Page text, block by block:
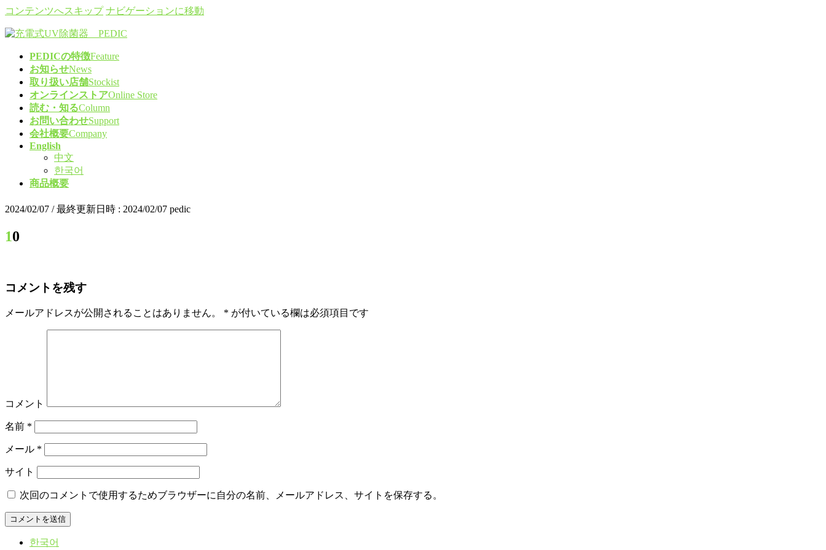
コンテンツへスキップ ナビゲーションに移動
PEDICの特徴Feature
お知らせNews
取り扱い店舗Stockist
オンラインストアOnline Store
読む・知るColumn
お問い合わせSupport
会社概要Company
English
中文
한국어
商品概要
2024/02/07 / 最終更新日時 : 2024/02/07 pedic
10
コメントを残す
メールアドレスが公開されることはありません。 * が付いている欄は必須項目です
コメント
名前 *
メール *
サイト
次回のコメントで使用するためブラウザーに自分の名前、メールアドレス、サイトを保存する。
한국어